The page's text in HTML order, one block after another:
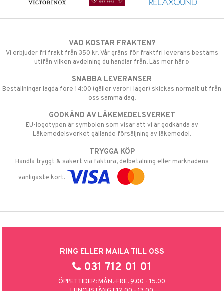
VAD KOSTAR FRAKTEN?
Vi erbjuder fri frakt från 350 kr. Vår gräns för fraktfri leverans bestäms
utifån vilken avdelning du handlar från. Läs mer här »
SNABBA LEVERANSER
Beställningar lagda före 14:00 (gäller varor i lager) skickas normalt ut från
oss samma dag.
GODKÄND AV LÄKEMEDELSVERKET
EU-logotypen är symbolen som visar att vi är godkända av
Läkemedelsverket gällande försäljning av läkemedel.
TRYGGA KÖP
Handla tryggt & säkert via faktura, delbetalning eller marknadens
vanligaste kort.
RING ELLER MAILA TILL OSS
031 712 01 01
ÖPPETTIDER: MÅN.-FRE. 9.00 - 15.00